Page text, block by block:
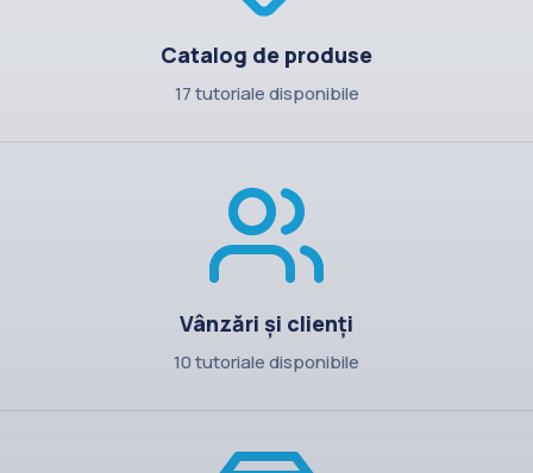
Catalog de produse
17 tutoriale disponibile
Vânzări și clienți
10 tutoriale disponibile